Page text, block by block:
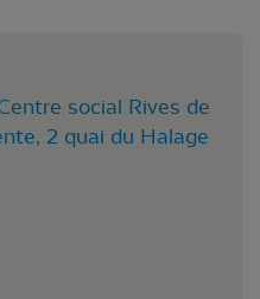
social Rives de
2 quai du Halage